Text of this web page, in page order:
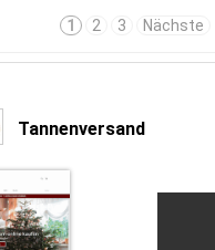
1 2 3 Nächste
Tannenversand